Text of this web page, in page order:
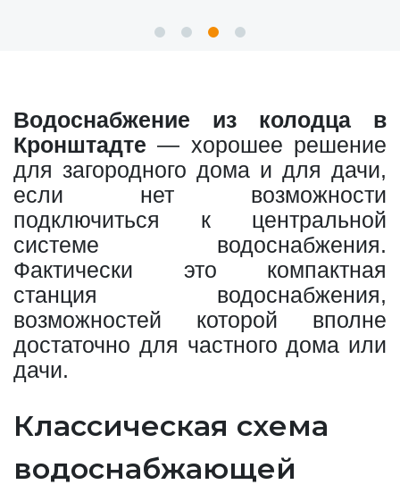
Водоснабжение из колодца в
Кронштадте — хорошее решение
для загородного дома и для дачи,
если нет возможности
подключиться к центральной
системе водоснабжения.
Фактически это компактная
станция водоснабжения,
возможностей которой вполне
достаточно для частного дома или
дачи.
Классическая схема
водоснабжающей